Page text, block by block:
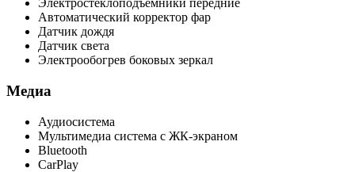
Электростеклоподъемники передние
Автоматический корректор фар
Датчик дождя
Датчик света
Электрообогрев боковых зеркал
Медиа
Аудиосистема
Мультимедиа система с ЖК-экраном
Bluetooth
CarPlay